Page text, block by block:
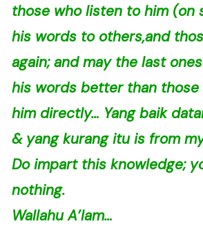
those who listen to him (on
his words to others,and
again; and may the last
his words better than
him directly… Yang baik
& yang kurang itu is from
Do impart this knowledge;
nothing.
Wallahu A’lam…